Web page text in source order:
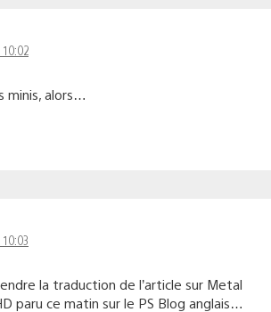
minis, alors…
la traduction de l’article sur Metal
paru ce matin sur le PS Blog anglais…